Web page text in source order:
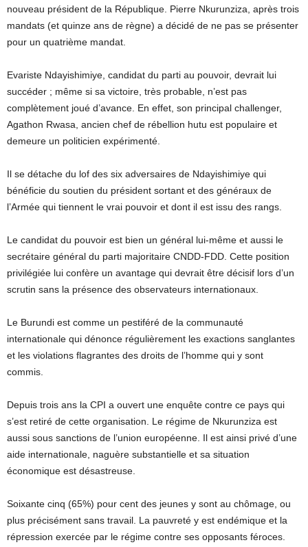
nouveau président de la République. Pierre Nkurunziza, après trois
mandats (et quinze ans de règne) a décidé de ne pas se présenter
pour un quatrième mandat.
Evariste Ndayishimiye, candidat du parti au pouvoir, devrait lui
succéder ; même si sa victoire, très probable, n’est pas
complètement joué d’avance. En effet, son principal challenger,
Agathon Rwasa, ancien chef de rébellion hutu est populaire et
demeure un politicien expérimenté.
Il se détache du lof des six adversaires de Ndayishimiye qui
bénéficie du soutien du président sortant et des généraux de
l’Armée qui tiennent le vrai pouvoir et dont il est issu des rangs.
Le candidat du pouvoir est bien un général lui-même et aussi le
secrétaire général du parti majoritaire CNDD-FDD. Cette position
privilégiée lui confère un avantage qui devrait être décisif lors d’un
scrutin sans la présence des observateurs internationaux.
Le Burundi est comme un pestiféré de la communauté
internationale qui dénonce régulièrement les exactions sanglantes
et les violations flagrantes des droits de l’homme qui y sont
commis.
Depuis trois ans la CPI a ouvert une enquête contre ce pays qui
s’est retiré de cette organisation. Le régime de Nkurunziza est
aussi sous sanctions de l’union européenne. Il est ainsi privé d’une
aide internationale, naguère substantielle et sa situation
économique est désastreuse.
Soixante cinq (65%) pour cent des jeunes y sont au chômage, ou
plus précisément sans travail. La pauvreté y est endémique et la
répression exercée par le régime contre ses opposants féroces.